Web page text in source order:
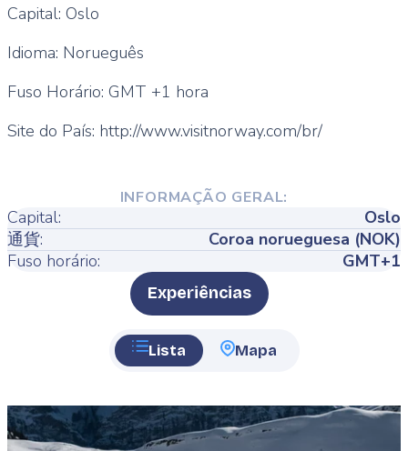
Capital: Oslo
Idioma: Norueguês
Fuso Horário: GMT +1 hora
Site do País: http://www.visitnorway.com/br/
INFORMAÇÃO GERAL:
Capital:
Oslo
通貨:
Coroa norueguesa (NOK)
Fuso horário:
GMT+1
TypeExperiências
Lista Mapa
Featured
image